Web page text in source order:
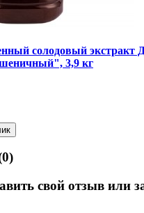
солодовый экстракт
3,9 кг
свой отзыв или